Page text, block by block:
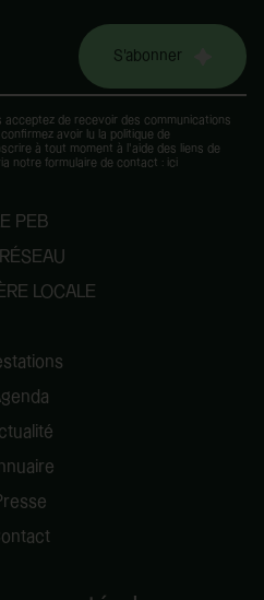
S'abonner
acceptez de recevoir des communications
avoir lu la politique de
à tout moment à l’aide des liens de
notre formulaire de contact : ici
PEB
LOCALE